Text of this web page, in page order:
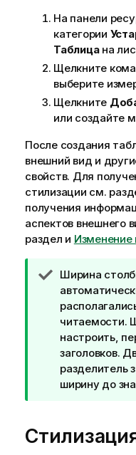
о
р
м
а
ц
и
и
На панели
категории
Таблицана
Щелкните
выберите
Щелкните
или создайте
После создания
внешний вид и
свойств. Для
стилизации см.
получения
аспектов внешнего
раздел и Изменение
П
р
и
м
е
ч
а
н
к
п
Ширина
читаемости.
настроить,
заголовков.
разделитель
ширину до